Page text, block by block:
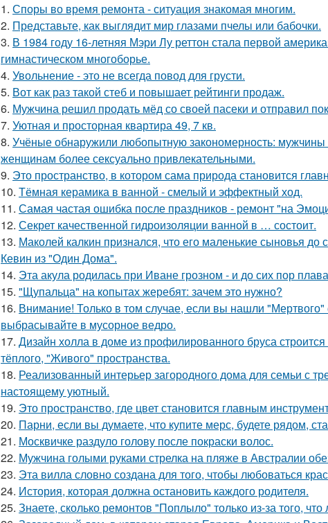
1. Споры во время ремонта - ситуация знакомая многим.
2. Представьте, как выглядит мир глазами пчелы или бабочки.
3. В 1984 году 16-летняя Мэри Лу реттон стала первой
гимнастическом многоборье.
4. Увольнение - это не всегда повод для грусти.
5. Вот как раз такой стеб и повышает рейтинги продаж.
6. Мужчина решил продать мёд со своей пасеки и отправил
7. Уютная и просторная квартира 49, 7 кв.
8. Учёные обнаружили любопытную закономерность: мужчины
женщинам более сексуально привлекательными.
9. Это пространство, в котором сама природа становится
10. Тёмная керамика в ванной - смелый и эффектный ход.
11. Самая частая ошибка после праздников - ремонт "на
12. Секрет качественной гидроизоляции ванной в … состоит.
13. Маколей калкин признался, что его маленькие сыновья
Кевин из "Один Дома".
14. Эта акула родилась при Иване грозном - и до сих пор
15. "Щупальца" на копытах жеребят: зачем это нужно?
16. Внимание! Только в том случае, если вы нашли
выбрасывайте в мусорное ведро.
17. Дизайн холла в доме из профилированного бруса
тёплого, "Живого" пространства.
18. Реализованный интерьер загородного дома для семьи с
настоящему уютный.
19. Это пространство, где цвет становится главным
20. Парни, если вы думаете, что купите мерс, будете рядом,
21. Москвичке раздуло голову после покраски волос.
22. Мужчина голыми руками стрелка на пляже в Австралии
23. Эта вилла словно создана для того, чтобы любоваться
24. История, которая должна остановить каждого родителя.
25. Знаете, сколько ремонтов "Поплыло" только из-за того,